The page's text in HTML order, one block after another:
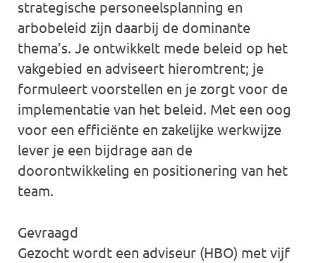
strategische personeelsplanning en
arbobeleid zijn daarbij de dominante
thema’s. Je ontwikkelt mede beleid op het
vakgebied en adviseert hieromtrent; je
formuleert voorstellen en je zorgt voor de
implementatie van het beleid. Met een oog
voor een efficiënte en zakelijke werkwijze
lever je een bijdrage aan de
doorontwikkeling en positionering van het
team.
Gevraagd
Gezocht wordt een adviseur (HBO) met vijf